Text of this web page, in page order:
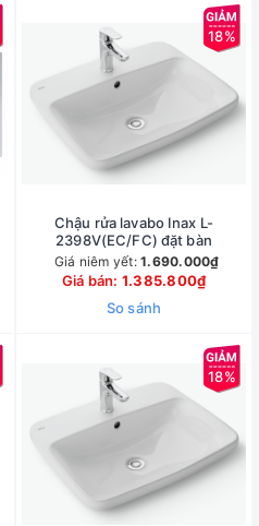
18%
Chậu rửa lavabo Inax L-
2398V(EC/FC) đặt bàn
Giá niêm yết: 1.690.000₫
Giá bán: 1.385.800₫
So sánh
18%